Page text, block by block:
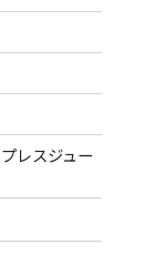
レスジュー